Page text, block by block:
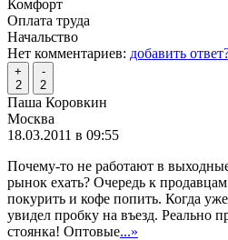
Комфорт
Оплата труда
Начальство
Нет комментариев: добавить
+
2
-
2
Паша Коровкин
Москва
18.03.2011 в 09:55
Почему-то не работают в
рынок ехать? Очередь к
покурить и кофе попить. Когда
увидел пробку на въезд. Реально
стоянка! Оптовые...»